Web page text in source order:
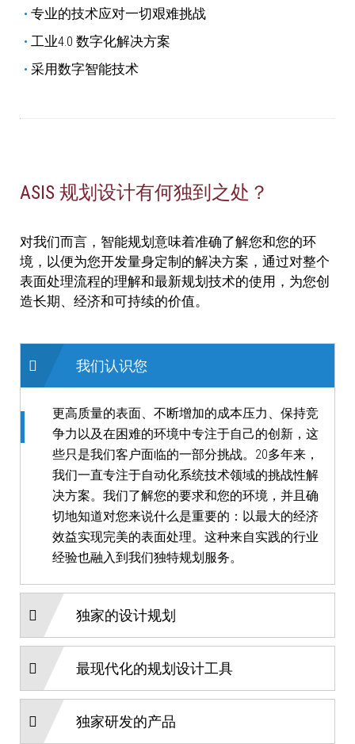
专业的技术应对一切艰难挑战
工业4.0 数字化解决方案
采用数字智能技术
ASIS 规划设计有何独到之处？
对我们而言，智能规划意味着准确了解您和您的环
境，以便为您开发量身定制的解决方案，通过对整个
表面处理流程的理解和最新规划技术的使用，为您创
造长期、经济和可持续的价值。
我们认识您
更高质量的表面、不断增加的成本压力、保持竞
争力以及在困难的环境中专注于自己的创新，这
些只是我们客户面临的一部分挑战。20多年来，
我们一直专注于自动化系统技术领域的挑战性解
决方案。我们了解您的要求和您的环境，并且确
切地知道对您来说什么是重要的：以最大的经济
效益实现完美的表面处理。这种来自实践的行业
经验也融入到我们独特规划服务。
独家的设计规划
最现代化的规划设计工具
独家研发的产品